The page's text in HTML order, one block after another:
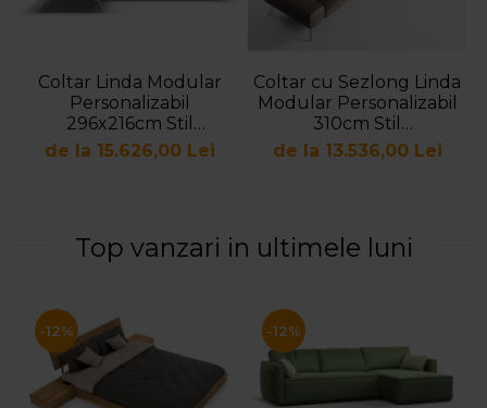
Coltar Linda Modular
Personalizabil
296x216cm Stil
Scandinav Cadru Metal
Tapiterie Stofa sau
de la 15.626,00 Lei
Coltar cu Sezlong Linda
Modular Personalizabil
310cm Stil
Contemporan Cadru
Metal Tapiterie Stofa
de la 13.536,00 Lei
Top vanzari in ultimele luni
-12% -12%